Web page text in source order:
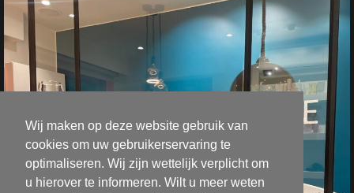
Wij maken op deze website gebruik van
cookies om uw gebruikerservaring te
optimaliseren. Wij zijn wettelijk verplicht om
u hierover te informeren. Wilt u meer weten